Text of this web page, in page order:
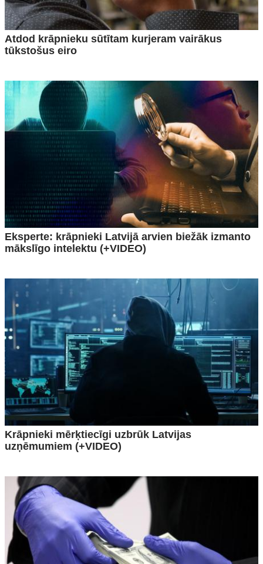
Atdod krāpnieku sūtītam kurjeram vairākus
tūkstošus eiro
Eksperte: krāpnieki Latvijā arvien biežāk izmanto
mākslīgo intelektu (+VIDEO)
Krāpnieki mērķtiecīgi uzbrūk Latvijas
uzņēmumiem (+VIDEO)